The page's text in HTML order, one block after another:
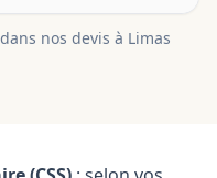
nos devis à Limas